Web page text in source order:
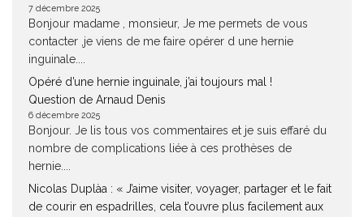
7 décembre 2025
Bonjour madame , monsieur, Je me permets de vous
contacter ,je viens de me faire opérer d une hernie
inguinale....
Opéré d’une hernie inguinale, j’ai toujours mal !
Question de Arnaud Denis
6 décembre 2025
Bonjour. Je lis tous vos commentaires et je suis effaré du
nombre de complications liée à ces prothèses de
hernie....
Nicolas Duplàa : « J’aime visiter, voyager, partager et le fait
de courir en espadrilles, cela t’ouvre plus facilement aux